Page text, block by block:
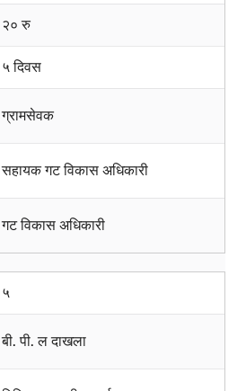
२० रु
५ दिवस
ग्रामसेवक
सहायक गट विकास अधिकारी
गट विकास अधिकारी
५
बी. पी. ल दाखला